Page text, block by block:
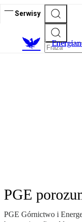
Serwisy
E
PGE
PGE Górnictwo i